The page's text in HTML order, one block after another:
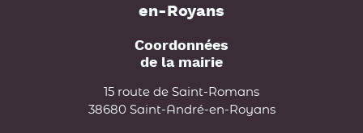
en-Royans
Coordonnées
de la mairie
15 route de Saint-Romans
38680 Saint-André-en-Royans